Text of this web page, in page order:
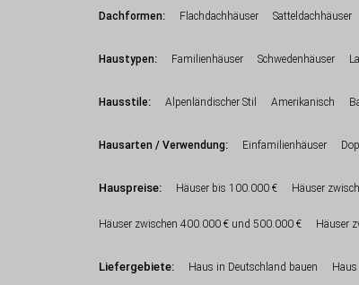
Dachformen: Flachdachhäuser Satteldachhäuser
Haustypen: Familienhäuser Schwedenhäuser
Hausstile: Alpenländischer Stil Amerikanisch
Hausarten / Verwendung: Einfamilienhäuser
Hauspreise: Häuser bis 100.000 € Häuser
Häuser zwischen 400.000 € und 500.000 € Häuser
Liefergebiete: Haus in Deutschland bauen